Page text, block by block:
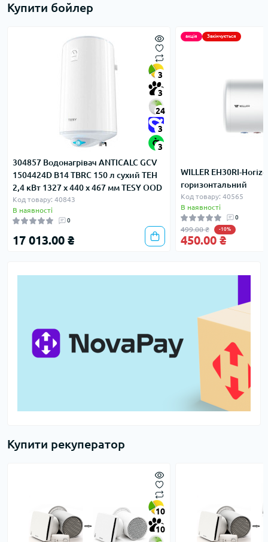
Купити бойлер
3
3
24
3
3
304857 Водонагрівач ANTICALC GCV
1504424D B14 TBRC 150 л сухий ТЕН
2,4 кВт 1327 x 440 x 467 мм TESY OOD
Код товару: 40843
В наявності
0
17 013.00 ₴
акція Закінчується
WILLER EH30RI-
горизонтальний
Код товару: 40565
В наявності
0
499.00 ₴ -10%
450.00 ₴
Купити рекуператор
10
10